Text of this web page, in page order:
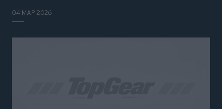
04 ΜΑΡ 2026